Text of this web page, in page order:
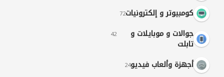
كومبيوتر و إلكترونيات72
جوالات و موبايلات و
تابلت
42
أجهزة وألعاب فيديو24